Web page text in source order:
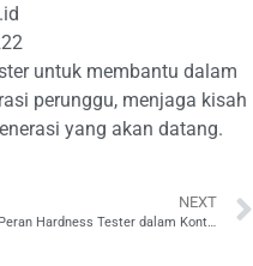
untuk membantu dalam
perunggu, menjaga kisah
yang akan datang.
NEXT
Peran Hardness Tester dalam Kontrol Kualitas Produksi Perunggu